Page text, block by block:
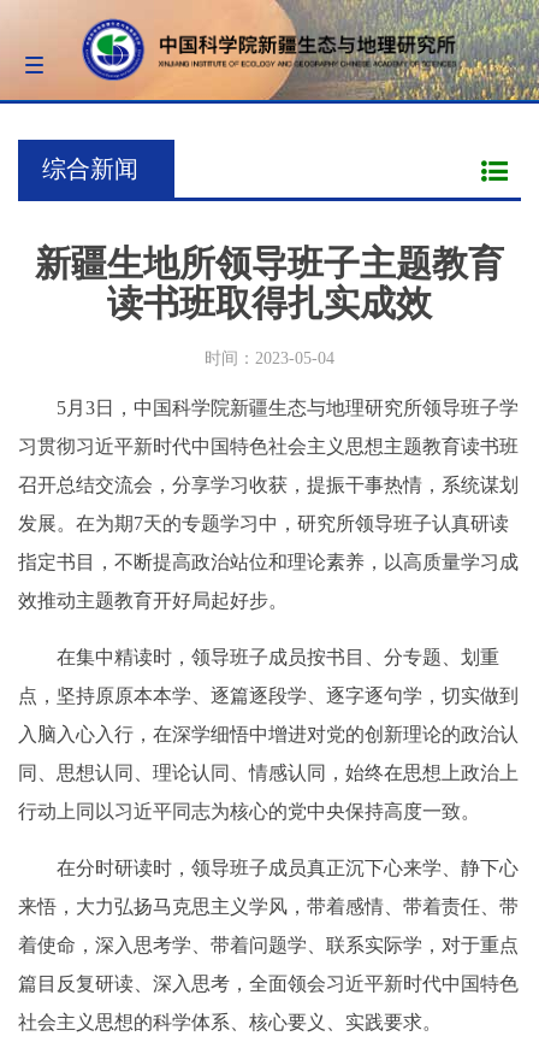
Toggle
navigation
综合新闻
新疆生地所领导班子主题教育
读书班取得扎实成效
时间：2023-05-04
5月3日，中国科学院新疆生态与地理研究所领导班子学
习贯彻习近平新时代中国特色社会主义思想主题教育读书班
召开总结交流会，分享学习收获，提振干事热情，系统谋划
发展。在为期7天的专题学习中，研究所领导班子认真研读
指定书目，不断提高政治站位和理论素养，以高质量学习成
效推动主题教育开好局起好步。
在集中精读时，领导班子成员按书目、分专题、划重
点，坚持原原本本学、逐篇逐段学、逐字逐句学，切实做到
入脑入心入行，在深学细悟中增进对党的创新理论的政治认
同、思想认同、理论认同、情感认同，始终在思想上政治上
行动上同以习近平同志为核心的党中央保持高度一致。
在分时研读时，领导班子成员真正沉下心来学、静下心
来悟，大力弘扬马克思主义学风，带着感情、带着责任、带
着使命，深入思考学、带着问题学、联系实际学，对于重点
篇目反复研读、深入思考，全面领会习近平新时代中国特色
社会主义思想的科学体系、核心要义、实践要求。